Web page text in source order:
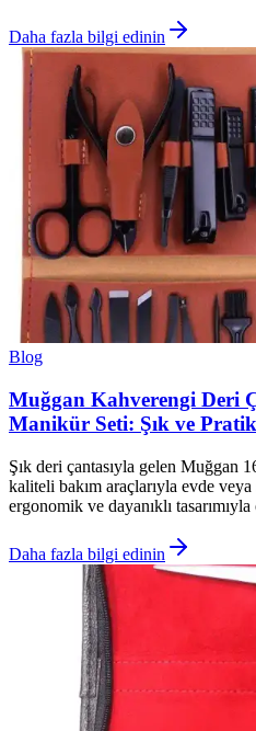
Daha fazla bilgi edinin
Blog
Muğgan Kahverengi Deri
Manikür Seti: Şık ve
Şık deri çantasıyla gelen Muğgan
kaliteli bakım araçlarıyla evde
ergonomik ve dayanıklı tasarımıyla
Daha fazla bilgi edinin